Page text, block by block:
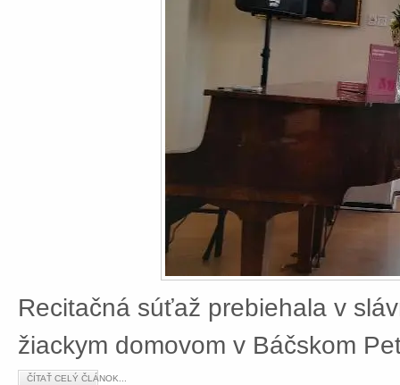
Recitačná súťaž prebiehala v
žiackym domovom v Báčskom
ČÍTAŤ CELÝ ČLÁNOK...